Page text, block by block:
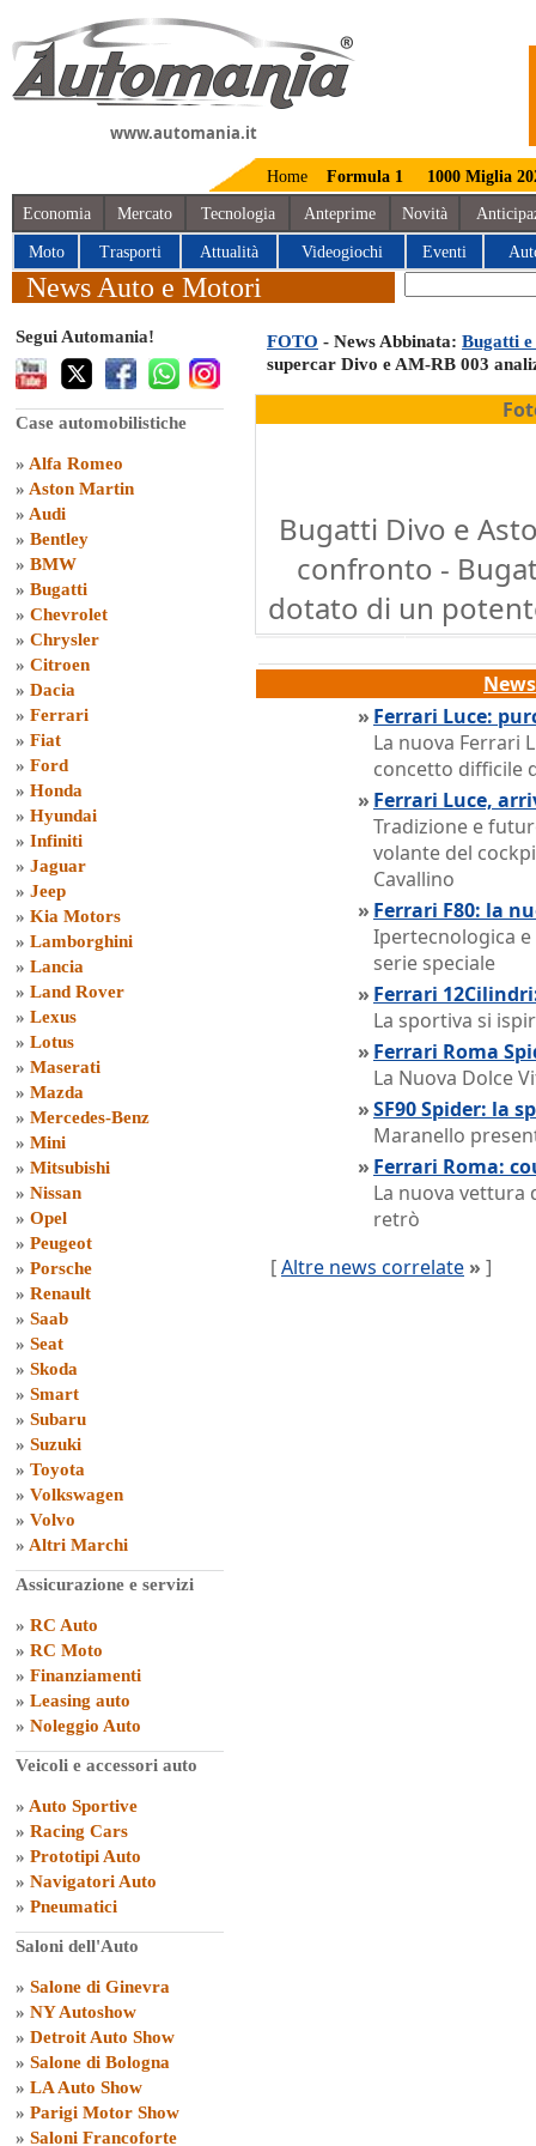
www.automania.it
Home Formula 1 1000 Miglia
Economia Mercato Tecnologia Anteprime Novità
Moto Trasporti Attualità Videogiochi Eventi
News Auto e Motori
Segui Automania!
Case automobilistiche
» Alfa Romeo
» Aston Martin
» Audi
» Bentley
» BMW
» Bugatti
» Chevrolet
» Chrysler
» Citroen
» Dacia
» Ferrari
» Fiat
» Ford
» Honda
» Hyundai
» Infiniti
» Jaguar
» Jeep
» Kia Motors
» Lamborghini
» Lancia
» Land Rover
» Lexus
» Lotus
» Maserati
» Mazda
» Mercedes-Benz
» Mini
» Mitsubishi
» Nissan
» Opel
» Peugeot
» Porsche
» Renault
» Saab
» Seat
» Skoda
» Smart
» Subaru
» Suzuki
» Toyota
» Volkswagen
» Volvo
» Altri Marchi
Assicurazione e servizi
» RC Auto
» RC Moto
» Finanziamenti
» Leasing auto
» Noleggio Auto
Veicoli e accessori auto
» Auto Sportive
» Racing Cars
» Prototipi Auto
» Navigatori Auto
» Pneumatici
Saloni dell'Auto
» Salone di Ginevra
» NY Autoshow
» Detroit Auto Show
» Salone di Bologna
» LA Auto Show
» Parigi Motor Show
» Saloni Francoforte
FOTO - News Abbinata: Bugatti
supercar Divo e AM-RB 003
Bugatti Divo e
confronto -
dotato di un
» Ferrari Luce:
La nuova Ferrari
concetto difficile
» Ferrari Luce,
Tradizione e
volante del
Cavallino
» Ferrari F80: la
Ipertecnologica
serie speciale
» Ferrari
La sportiva si
» Ferrari Roma
La Nuova Dolce
»SF90 Spider: la
Maranello
» Ferrari Roma:
La nuova vettura
retrò
[Altre news correlate » ]